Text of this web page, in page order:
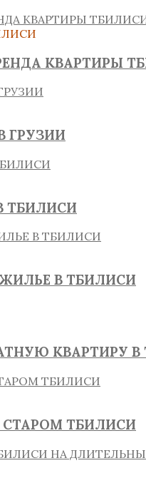
КВАРТИРЫ
ГРУЗИИ
ТБИЛИСИ
В ТБИЛИСИ
КВАРТИРУ В
СТАРОМ ТБИЛИСИ